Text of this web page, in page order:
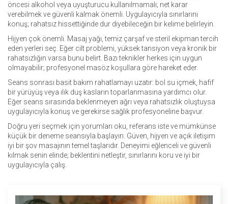
öncesi alkohol veya uyuşturucu kullanılmamalı; net karar
verebilmek ve güvenli kalmak önemli. Uygulayıcıyla sınırlarını
konuş; rahatsız hissettiğinde dur diyebileceğin bir kelime belirleyin.
Hijyen çok önemli. Masaj yağı, temiz çarşaf ve steril ekipman tercih
eden yerleri seç. Eğer cilt problemi, yüksek tansiyon veya kronik bir
rahatsızlığın varsa bunu belirt. Bazı teknikler herkes için uygun
olmayabilir; profesyonel masöz koşullara göre hareket eder.
Seans sonrası basit bakım rahatlamayı uzatır: bol su içmek, hafif
bir yürüyüş veya ılık duş kasların toparlanmasına yardımcı olur.
Eğer seans sırasında beklenmeyen ağrı veya rahatsızlık oluştuysa
uygulayıcıyla konuş ve gerekirse sağlık profesyoneline başvur.
Doğru yeri seçmek için yorumları oku, referans iste ve mümkünse
küçük bir deneme seansıyla başlayın. Güven, hijyen ve açık iletişim
iyi bir şov masajının temel taşlarıdır. Deneyimi eğlenceli ve güvenli
kılmak senin elinde; beklentini netleştir, sınırlarını koru ve iyi bir
uygulayıcıyla çalış.